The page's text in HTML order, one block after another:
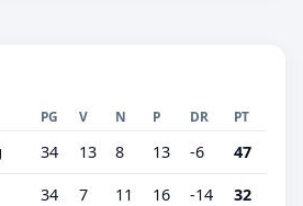
PG V N P DR PT
34 13 8 13 -6 47
34 7 11 16 -14 32